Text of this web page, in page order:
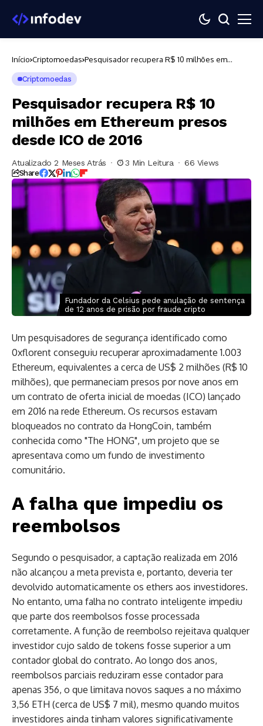
Início Criptomoedas Pesquisador recupera R$ 10 milhões em
Criptomoedas
Pesquisador recupera R$ 10
milhões em Ethereum presos
desde ICO de 2016
Atualizado 2 Meses Atrás 3 Min Leitura 66 Views
Share
Fundador da Celsius pede anulação de sentença
de 12 anos de prisão por fraude cripto
Um pesquisadores de segurança identificado como
0xflorent conseguiu recuperar aproximadamente 1.003
Ethereum, equivalentes a cerca de US$ 2 milhões (R$ 10
milhões), que permaneciam presos por nove anos em
um contrato de oferta inicial de moedas (ICO) lançado
em 2016 na rede Ethereum. Os recursos estavam
bloqueados no contrato da HongCoin, também
conhecida como "The HONG", um projeto que se
apresentava como um fundo de investimento
comunitário.
A falha que impediu os
reembolsos
Segundo o pesquisador, a captação realizada em 2016
não alcançou a meta prevista e, portanto, deveria ter
devolvido automaticamente os ethers aos investidores.
No entanto, uma falha no contrato inteligente impediu
que parte dos reembolsos fosse processada
corretamente. A função de reembolso rejeitava qualquer
investidor cujo saldo de tokens fosse superior a um
contador global do contrato. Ao longo dos anos,
reembolsos parciais reduziram esse contador para
apenas 356, o que limitava novos saques a no máximo
3,56 ETH (cerca de US$ 7 mil), mesmo quando muitos
investidores ainda tinham valores significativamente